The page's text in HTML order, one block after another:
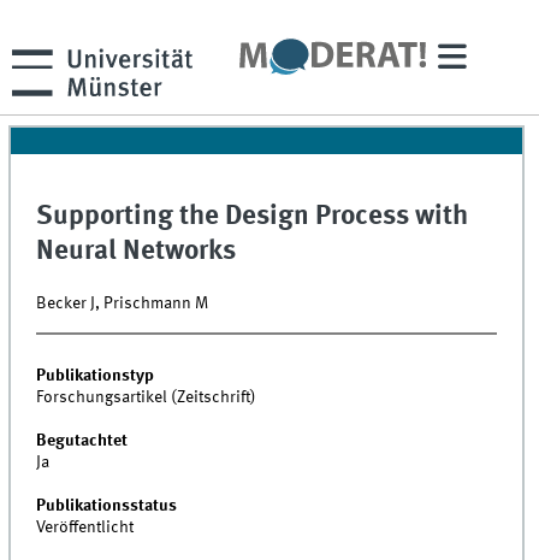
Supporting the Design Process with
Neural Networks
Becker J, Prischmann M
Publikationstyp
Forschungsartikel (Zeitschrift)
Begutachtet
Ja
Publikationsstatus
Veröffentlicht